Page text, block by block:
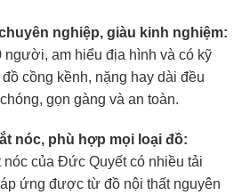
nghiệp, giàu kinh nghiệm:
am hiểu địa hình và có kỹ
cồng kềnh, nặng hay dài đều
gọn gàng và an toàn.
nóc, phù hợp mọi loại đồ:
nóc của Đức Quyết có nhiều tải
ứng được từ đồ nội thất nguyên